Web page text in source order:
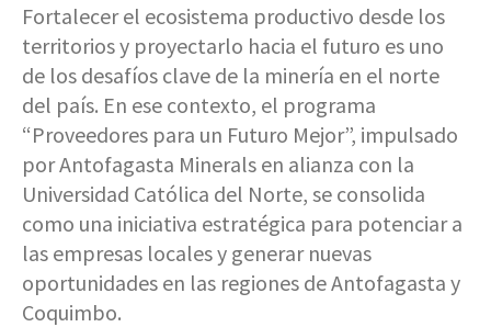
Fortalecer el ecosistema productivo desde los
territorios y proyectarlo hacia el futuro es uno
de los desafíos clave de la minería en el norte
del país. En ese contexto, el programa
“Proveedores para un Futuro Mejor”, impulsado
por Antofagasta Minerals en alianza con la
Universidad Católica del Norte, se consolida
como una iniciativa estratégica para potenciar a
las empresas locales y generar nuevas
oportunidades en las regiones de Antofagasta y
Coquimbo.